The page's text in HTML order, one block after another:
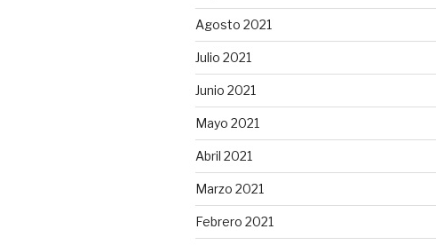
Agosto 2021
Julio 2021
Junio 2021
Mayo 2021
Abril 2021
Marzo 2021
Febrero 2021